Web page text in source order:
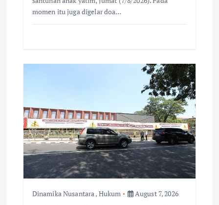
momen itu juga digelar doa…
Dinamika Nusantara, Hukum August 7, 2026